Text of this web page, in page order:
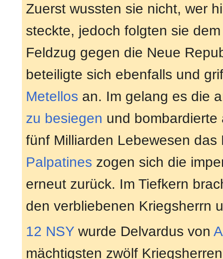
Zuerst wussten sie nicht, wer
steckte, jedoch folgten sie
Feldzug gegen die Neue
beteiligte sich ebenfalls und
Metellos an. Im gelang es die
zu besiegen und
fünf Milliarden Lebewesen
Palpatines zogen sich die
erneut zurück. Im Tiefkern
den verbliebenen Kriegsherrn
12 NSY wurde Delvardus von
mächtigsten zwölf